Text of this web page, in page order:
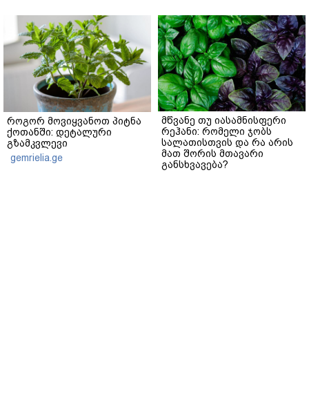
როგორ მოვიყვანოთ პიტნა
ქოთანში: დეტალური
გზამკვლევი
gemrielia.ge
მწვანე თუ იასამნისფერი
რეჰანი: რომელი ჯობს
სალათისთვის და რა არის
მათ შორის მთავარი
განსხვავება?